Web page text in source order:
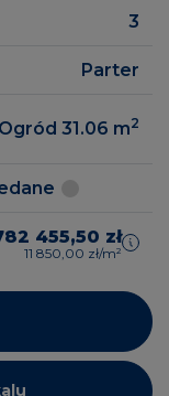
3
Parter
Ogród 31.06 m2
455,50 zł
11 850,00 zł/m²